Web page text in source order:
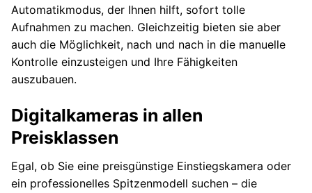
Automatikmodus, der Ihnen hilft, sofort tolle
Aufnahmen zu machen. Gleichzeitig bieten sie aber
auch die Möglichkeit, nach und nach in die manuelle
Kontrolle einzusteigen und Ihre Fähigkeiten
auszubauen.
Digitalkameras in allen
Preisklassen
Egal, ob Sie eine preisgünstige Einstiegskamera oder
ein professionelles Spitzenmodell suchen – die